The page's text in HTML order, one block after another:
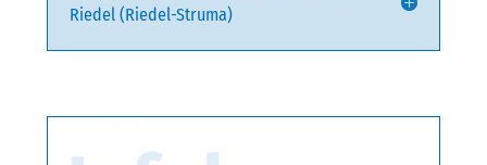
Riedel (Riedel-Struma)